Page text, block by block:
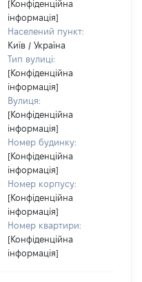
[Конфіденційна
інформація]
Населений пункт:
Київ / Україна
Тип вулиці:
[Конфіденційна
інформація]
Вулиця:
[Конфіденційна
інформація]
Номер будинку:
[Конфіденційна
інформація]
Номер корпусу:
[Конфіденційна
інформація]
Номер квартири:
[Конфіденційна
інформація]